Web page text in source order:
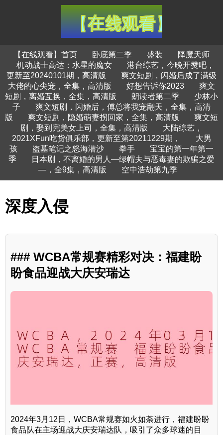
【在线观看】首页 卧底第二季 盛装
降魔天师
机动战士高达：水星的魔女
港台综艺，今晚开赞吧，
更新至20240101期，高清版
爽文短剧，闪婚后成了满级
大佬的心尖宠，全集，高清版
好想告诉你2023
爽文
短剧，离婚互换，全集，高清版
朗读者第二季
少林小
子
爽文短剧，闪婚后，傅总将我宠翻天，全集，高清
版
爽文短剧，隐婚萌妻拐回家，全集，高清版
爽文短
剧，娶到完美女上司，全集，高清版
大陆综艺，
2021XFun吃货俱乐部，更新至第20211229期，
大男
孩
盗墓笔记之怒海潜沙 拳手
宝宝的第一年第一
季
日本剧，不离婚的男人―绿帽夫与恶毒妻的欺骗之爱
―，全9集，高清版
空中浩劫第九季
深度入侵
### WCBA常规赛精彩对决：福建盼
盼食品迎战大庆安瑞达
2024年3月12日，WCBA常规赛如火如荼进行，福建盼盼
食品队在主场迎战大庆安瑞达队，吸引了众多球迷的目